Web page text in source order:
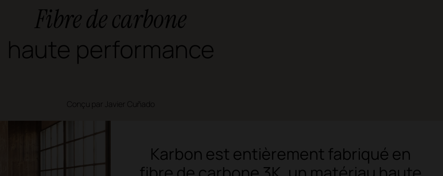
Fibre de carbone
haute performance
Conçu par Javier Cuñado
Karbon est entièrement fabriqué en